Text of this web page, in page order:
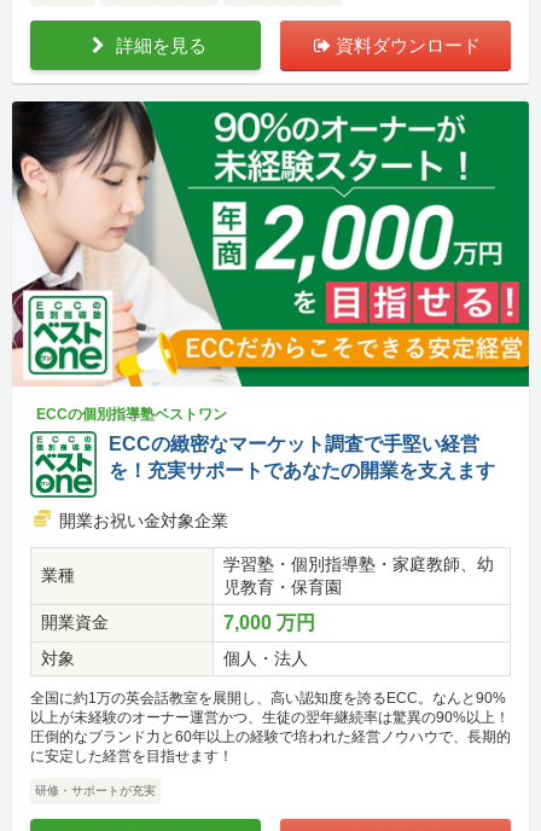
詳細を見る 資料ダウンロード
ECCの個別指導塾ベストワン
ECCの緻密なマーケット調査で手堅い経営
を！充実サポートであなたの開業を支えます
開業お祝い金対象企業
業種
学習塾・個別指導塾・家庭教師、幼
児教育・保育園
開業資金
7,000 万円
対象 個人・法人
全国に約1万の英会話教室を展開し、高い認知度を誇るECC。なんと90%
以上が未経験のオーナー運営かつ、生徒の翌年継続率は驚異の90%以上！
圧倒的なブランド力と60年以上の経験で培われた経営ノウハウで、長期的
に安定した経営を目指せます！
研修・サポートが充実